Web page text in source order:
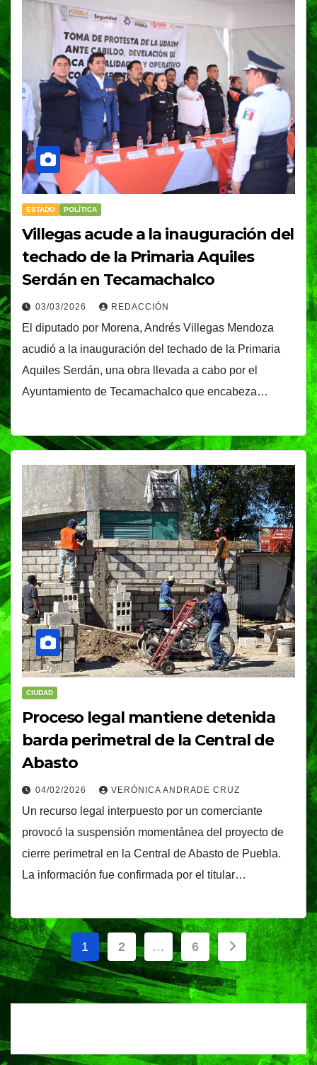
ESTADO POLÍTICA
Villegas acude a la inauguración del
techado de la Primaria Aquiles
Serdán en Tecamachalco
03/03/2026 REDACCIÓN
El diputado por Morena, Andrés Villegas Mendoza
acudió a la inauguración del techado de la Primaria
Aquiles Serdán, una obra llevada a cabo por el
Ayuntamiento de Tecamachalco que encabeza…
CIUDAD
Proceso legal mantiene detenida
barda perimetral de la Central de
Abasto
04/02/2026 VERÓNICA ANDRADE CRUZ
Un recurso legal interpuesto por un comerciante
provocó la suspensión momentánea del proyecto de
cierre perimetral en la Central de Abasto de Puebla.
La información fue confirmada por el titular…
Paginación
de
entradas
1 2 … 6